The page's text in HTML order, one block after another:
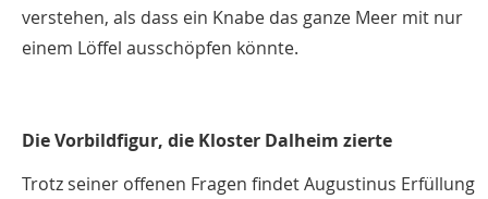
verstehen, als dass ein Knabe das ganze Meer mit nur
einem Löffel ausschöpfen könnte.
Die Vorbildfigur, die Kloster Dalheim zierte
Trotz seiner offenen Fragen findet Augustinus Erfüllung